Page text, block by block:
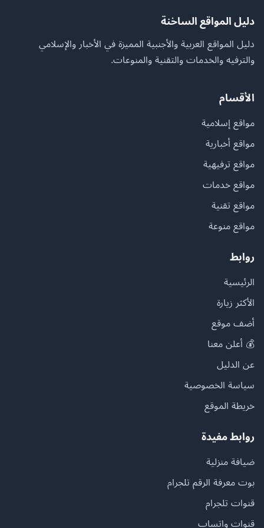
دليل المواقع الساخنة
دليل المواقع العربية والأجنبية المميزة في الأخبار والإسلامي
والترفيه والخدمات والتقنية والمنوعات.
الأقسام
مواقع إسلامية
مواقع أخبارية
مواقع ترفيهية
مواقع خدمات
مواقع تقنية
مواقع منوعة
روابط
الرئيسية
الأكثر زيارة
أضف موقع
💰 أعلن معنا
عن الدليل
سياسة الخصوصية
خريطة الموقع
روابط مفيدة
ضيافة منزلية
بوت معرفة الرقم تلجرام
قنوات تلجرام
قنوات واتساب